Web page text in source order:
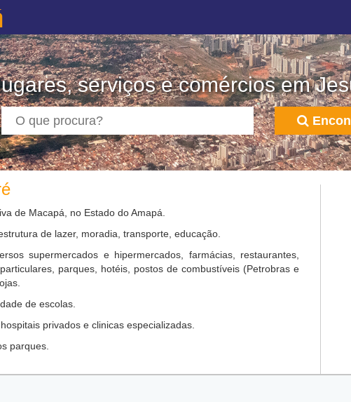
serviços e comércios em
de Macapá, no Estado do Amapá.
de lazer, moradia, transporte, educação.
supermercados e hipermercados, farmácias, restaurantes,
parques, hotéis, postos de combustíveis (Petrobras e
de escolas.
privados e clinicas especializadas.
parques.